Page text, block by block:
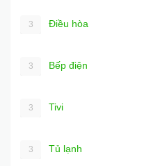
3 Điều hòa
3 Bếp điện
3 Tivi
3 Tủ lạnh